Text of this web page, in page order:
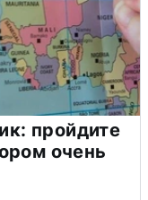
пройдите
очень